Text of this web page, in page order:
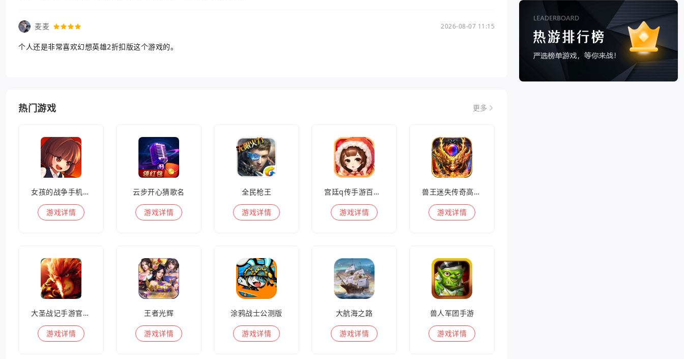
麦麦 2026-08-07 11:15
个人还是非常喜欢幻想英雄2折扣版这个游戏的。
热门游戏 更多
女孩的战争手机版(暂未上线)
游戏详情
云步开心猜歌名
游戏详情
全民枪王
游戏详情
宫廷q传手游百度版
游戏详情
兽王迷失传奇高爆版
游戏详情
大圣战记手游官方版
游戏详情
王者光辉
游戏详情
涂鸦战士公测版
游戏详情
大航海之路
游戏详情
兽人军团手游
游戏详情